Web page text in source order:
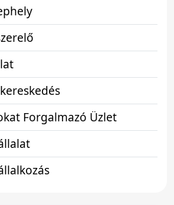
Forgalmazó Üzlet